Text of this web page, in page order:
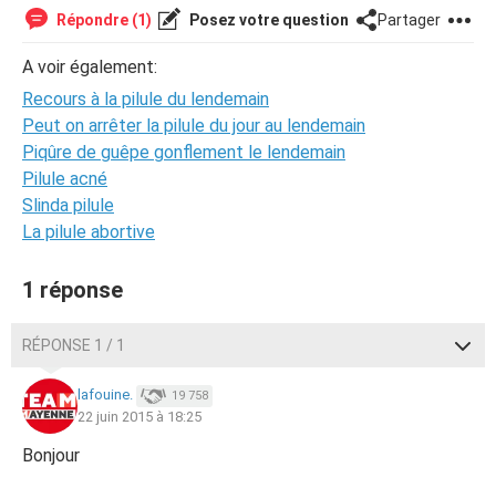
Répondre (1) Posez votre question Partager
A voir également:
Recours à la pilule du lendemain
Peut on arrêter la pilule du jour au lendemain
Piqûre de guêpe gonflement le lendemain
Pilule acné
Slinda pilule
La pilule abortive
1 réponse
RÉPONSE 1 / 1
lafouine. 19 758
22 juin 2015 à 18:25
Bonjour